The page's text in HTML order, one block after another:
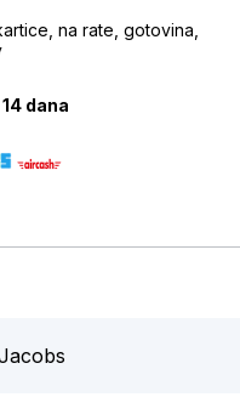
na rate, gotovina,
dana